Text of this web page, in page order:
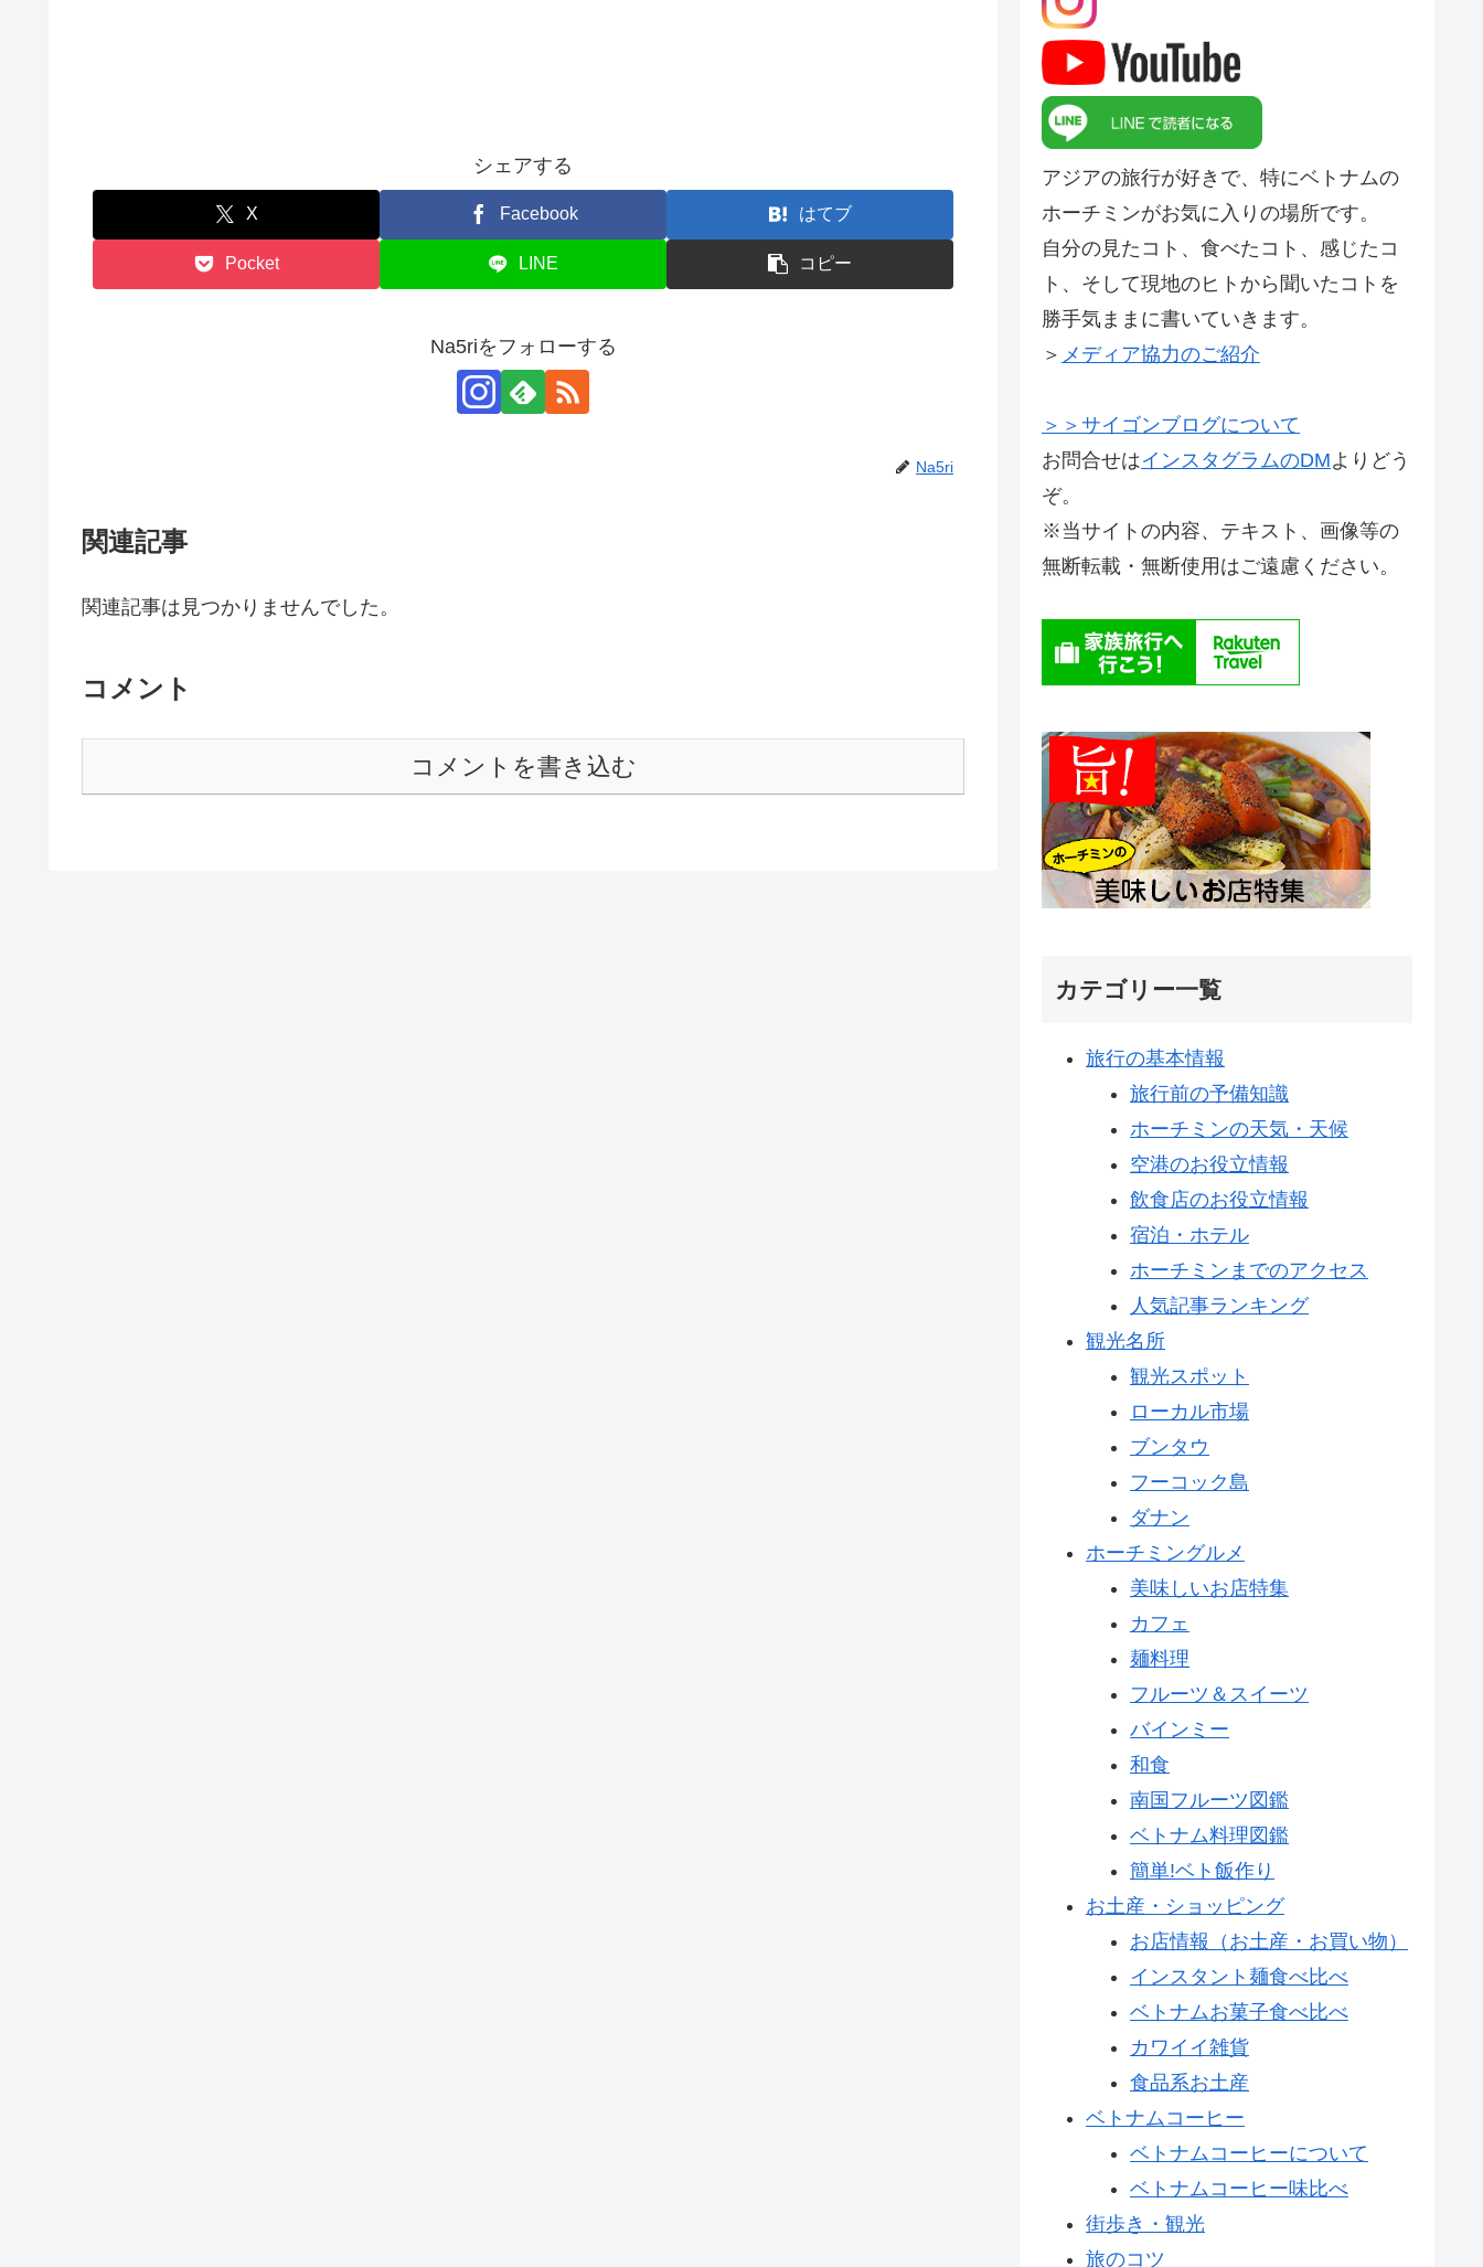
シェアする
X Facebook はてブ
Pocket LINE コピー
Na5riをフォローする
Na5ri
関連記事
関連記事は見つかりませんでした。
コメント
コメントを書き込む
アジアの旅行が好きで、特にベトナムの
ホーチミンがお気に入りの場所です。
自分の見たコト、食べたコト、感じたコ
ト、そして現地のヒトから聞いたコトを
勝手気ままに書いていきます。
＞ メディア協力のご紹介
＞＞サイゴンブログについて
お問合せはインスタグラムのDMよりどう
ぞ。
※当サイトの内容、テキスト、画像等の
無断転載・無断使用はご遠慮ください。
カテゴリー一覧
旅行の基本情報
旅行前の予備知識
ホーチミンの天気・天候
空港のお役立情報
飲食店のお役立情報
宿泊・ホテル
ホーチミンまでのアクセス
人気記事ランキング
観光名所
観光スポット
ローカル市場
ブンタウ
フーコック島
ダナン
ホーチミングルメ
美味しいお店特集
カフェ
麺料理
フルーツ＆スイーツ
バインミー
和食
南国フルーツ図鑑
ベトナム料理図鑑
簡単!ベト飯作り
お土産・ショッピング
お店情報（お土産・お買い物）
インスタント麺食べ比べ
ベトナムお菓子食べ比べ
カワイイ雑貨
食品系お土産
ベトナムコーヒー
ベトナムコーヒーについて
ベトナムコーヒー味比べ
街歩き・観光
旅のコツ